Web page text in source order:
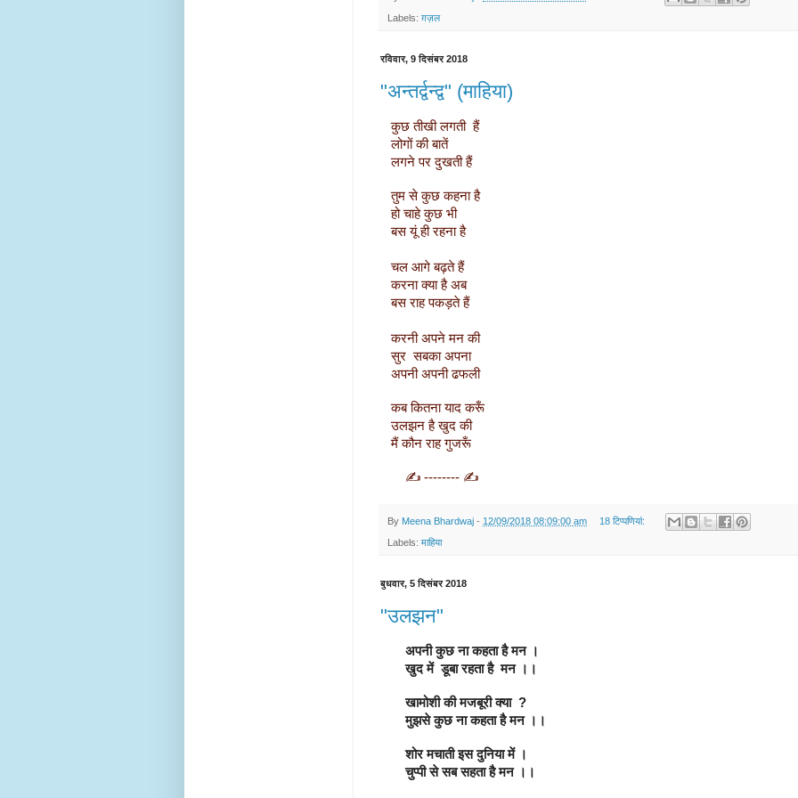
Labels: ग़ज़ल
रविवार, 9 दिसंबर 2018
"अन्तर्द्वन्द्व" (माहिया)
   कुछ तीखी लगती  हैं
   लोगों की बातें
   लगने पर दुखती हैं
   तुम से कुछ कहना है
   हो चाहे कुछ भी
   बस यूं ही रहना है
   चल आगे बढ़ते हैं
   करना क्या है अब
   बस राह पकड़ते हैं
   करनी अपने मन की
   सुर  सबका अपना
   अपनी अपनी ढफली
   कब कितना याद करूँ
   उलझन है खुद की
   मैं कौन राह गुजरूँ
✍️ -------- ✍️
By Meena Bhardwaj - 12/09/2018 08:09:00 am 18 टिप्‍पणियां:
Labels: माहिया
बुधवार, 5 दिसंबर 2018
"उलझन"
       अपनी कुछ ना कहता है मन ।
       खुद में  डूबा रहता है  मन ।।
       खामोशी की मजबूरी क्या  ?
       मुझसे कुछ ना कहता है मन ।।
       शोर मचाती इस दुनिया में ।
       चुप्पी से सब सहता है मन ।।